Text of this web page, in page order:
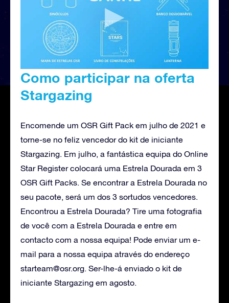
Como participar na oferta
Stargazing
Encomende um OSR Gift Pack em julho de 2021 e
torne-se no feliz vencedor do kit de iniciante
Stargazing. Em julho, a fantástica equipa do Online
Star Register colocará uma Estrela Dourada em 3
OSR Gift Packs. Se encontrar a Estrela Dourada no
seu pacote, será um dos 3 sortudos vencedores.
Encontrou a Estrela Dourada? Tire uma fotografia
de você com a Estrela Dourada e entre em
contacto com a nossa equipa! Pode enviar um e-
mail para a nossa equipa através do endereço
starteam@osr.org. Ser-lhe-á enviado o kit de
iniciante Stargazing em agosto.